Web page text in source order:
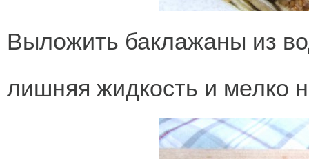
Выложить баклажаны из
лишняя жидкость и мелко